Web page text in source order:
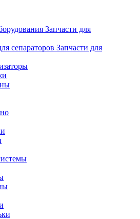
Запчасти для
Запчасти для